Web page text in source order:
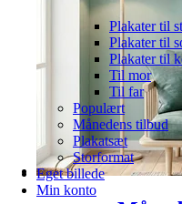
Plakater til
Plakater til
Plakater til
Til mor
Til far
Populært
Månedens tilbud
Plakatsæt
Storformat
Eget billede
Min konto